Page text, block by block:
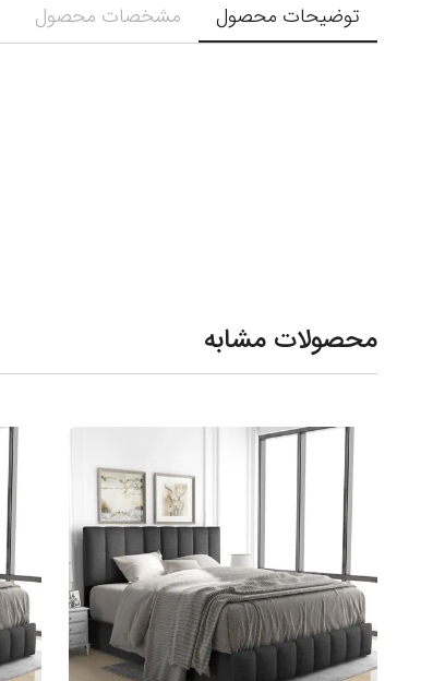
توضیحات محصول مشخصات محصول
محصولات مشابه